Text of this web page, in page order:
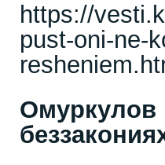
https://
pust-oni-ne-
Омуркулов